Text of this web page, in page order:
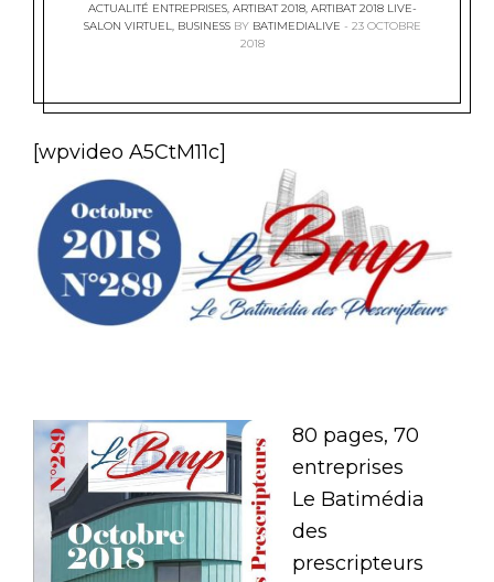
ACTUALITÉ ENTREPRISES, ARTIBAT 2018, ARTIBAT 2018 LIVE-
SALON VIRTUEL, BUSINESS BY BATIMEDIALIVE
23 OCTOBRE
2018
[wpvideo A5CtM11c]
80 pages, 70
entreprises
Le Batimédia
des
prescripteurs